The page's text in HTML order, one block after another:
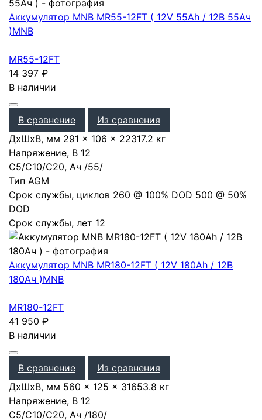
Аккумулятор MNB MR55-12FT ( 12V 55Ah / 12В 55Ач
)MNB
MR55-12FT
14 397 ₽
В наличии
В сравнение
Из сравнения
ДхШхВ, мм 291 × 106 × 22317.2 кг
Напряжение, В 12
С5/С10/С20, Ач /55/
Тип AGM
Срок службы, циклов 260 @ 100% DOD 500 @ 50%
DOD
Срок службы, лет 12
Аккумулятор MNB MR180-12FT ( 12V 180Ah / 12В
180Ач )MNB
MR180-12FT
41 950 ₽
В наличии
В сравнение
Из сравнения
ДхШхВ, мм 560 × 125 × 31653.8 кг
Напряжение, В 12
С5/С10/С20, Ач /180/